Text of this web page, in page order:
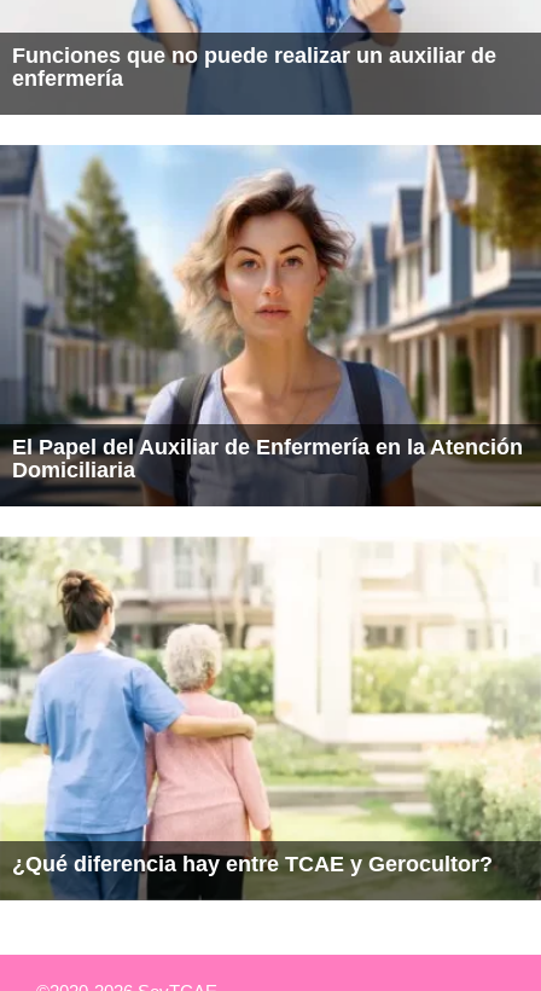
Funciones que no puede realizar un auxiliar de
enfermería
El Papel del Auxiliar de Enfermería en la Atención
Domiciliaria
¿Qué diferencia hay entre TCAE y Gerocultor?